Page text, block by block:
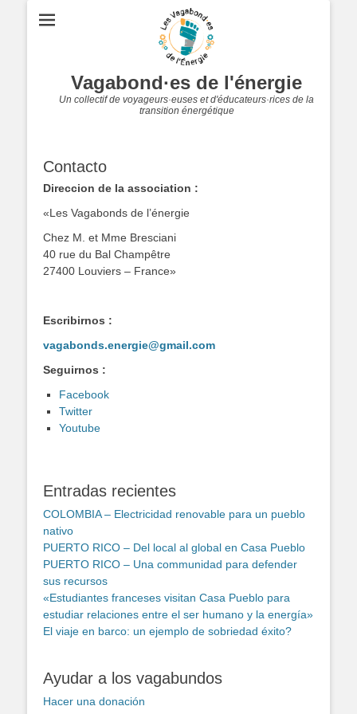
Vagabond·es de l'énergie
Un collectif de voyageurs·euses et d'éducateurs·rices de la
transition énergétique
Contacto
Direccion de la association :
«Les Vagabonds de l’énergie
Chez M. et Mme Bresciani
40 rue du Bal Champêtre
27400 Louviers – France»
Escribirnos :
vagabonds.energie@gmail.com
Seguirnos :
Facebook
Twitter
Youtube
Entradas recientes
COLOMBIA – Electricidad renovable para un pueblo
nativo
PUERTO RICO – Del local al global en Casa Pueblo
PUERTO RICO – Una communidad para defender
sus recursos
«Estudiantes franceses visitan Casa Pueblo para
estudiar relaciones entre el ser humano y la energía»
El viaje en barco: un ejemplo de sobriedad éxito?
Ayudar a los vagabundos
Hacer una donación